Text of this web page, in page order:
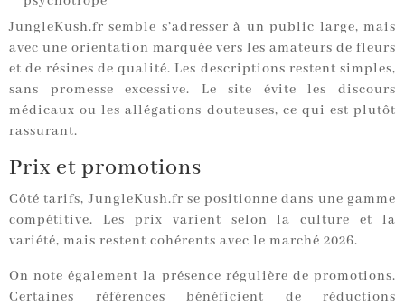
JungleKush.fr semble s’adresser à un public large, mais
avec une orientation marquée vers les amateurs de fleurs
et de résines de qualité. Les descriptions restent simples,
sans promesse excessive. Le site évite les discours
médicaux ou les allégations douteuses, ce qui est plutôt
rassurant.
Prix et promotions
Côté tarifs, JungleKush.fr se positionne dans une gamme
compétitive. Les prix varient selon la culture et la
variété, mais restent cohérents avec le marché 2026.
On note également la présence régulière de promotions.
Certaines références bénéficient de réductions